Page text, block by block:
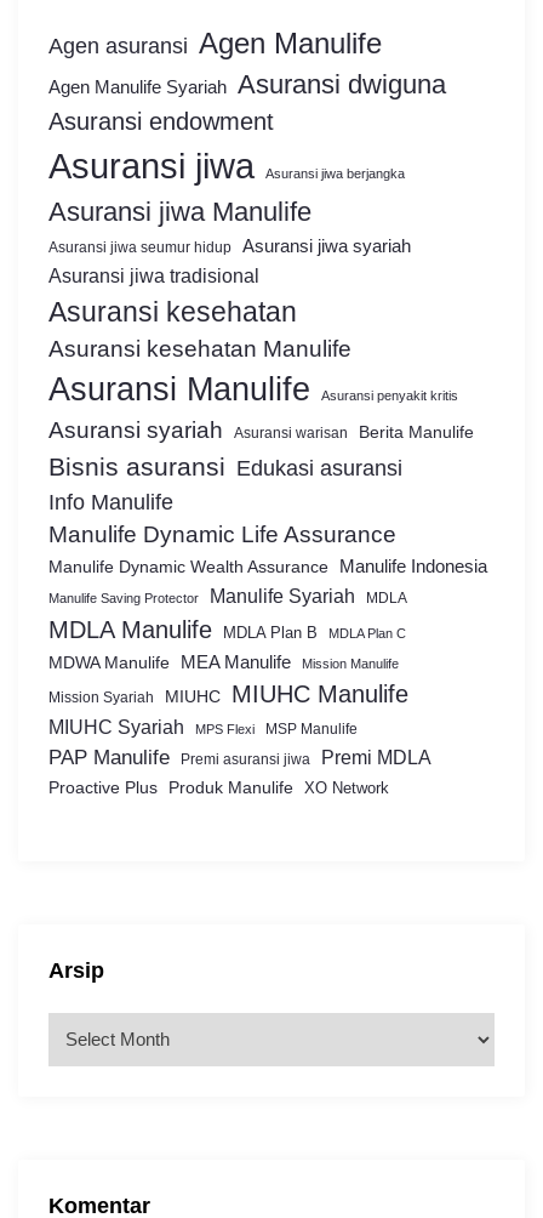
Agen asuransi Agen Manulife
Agen Manulife Syariah Asuransi dwiguna
Asuransi endowment
Asuransi jiwa Asuransi jiwa berjangka
Asuransi jiwa Manulife
Asuransi jiwa seumur hidup Asuransi jiwa syariah
Asuransi jiwa tradisional
Asuransi kesehatan
Asuransi kesehatan Manulife
Asuransi Manulife Asuransi penyakit kritis
Asuransi syariah Asuransi warisan Berita Manulife
Bisnis asuransi Edukasi asuransi
Info Manulife
Manulife Dynamic Life Assurance
Manulife Dynamic Wealth Assurance Manulife Indonesia
Manulife Saving Protector Manulife Syariah MDLA
MDLA Manulife MDLA Plan B MDLA Plan C
MDWA Manulife MEA Manulife Mission Manulife
Mission Syariah MIUHC MIUHC Manulife
MIUHC Syariah MPS Flexi MSP Manulife
PAP Manulife Premi asuransi jiwa Premi MDLA
Proactive Plus Produk Manulife XO Network
Arsip
Komentar